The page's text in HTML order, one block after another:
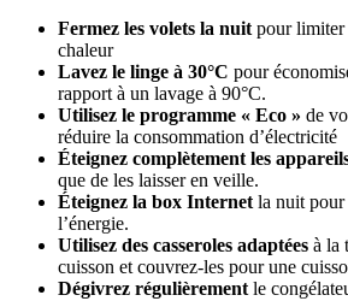
Fermez les volets la nuit pour limiter
chaleur
Lavez le linge à 30°C pour
rapport à un lavage à 90°C.
Utilisez le programme « Eco » de
réduire la consommation d’électricité
Éteignez complètement les
que de les laisser en veille.
Éteignez la box Internet la nuit pour
l’énergie.
Utilisez des casseroles adaptées à la
cuisson et couvrez-les pour une
Dégivrez régulièrement le